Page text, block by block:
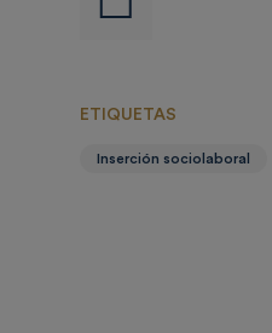
de
ETIQUETAS
Inserción sociolaboral